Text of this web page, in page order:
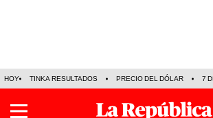
HOY TINKA RESULTADOS PRECIO DEL DÓLAR 7